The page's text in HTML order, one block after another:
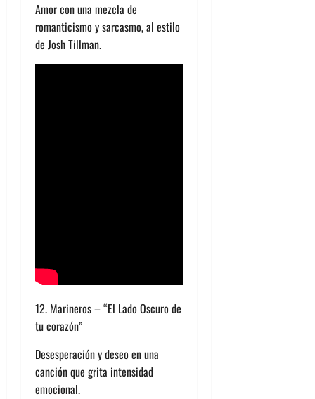
Amor con una mezcla de
romanticismo y sarcasmo, al estilo
de Josh Tillman.
12. Marineros – “El Lado Oscuro de
tu corazón”
Desesperación y deseo en una
canción que grita intensidad
emocional.